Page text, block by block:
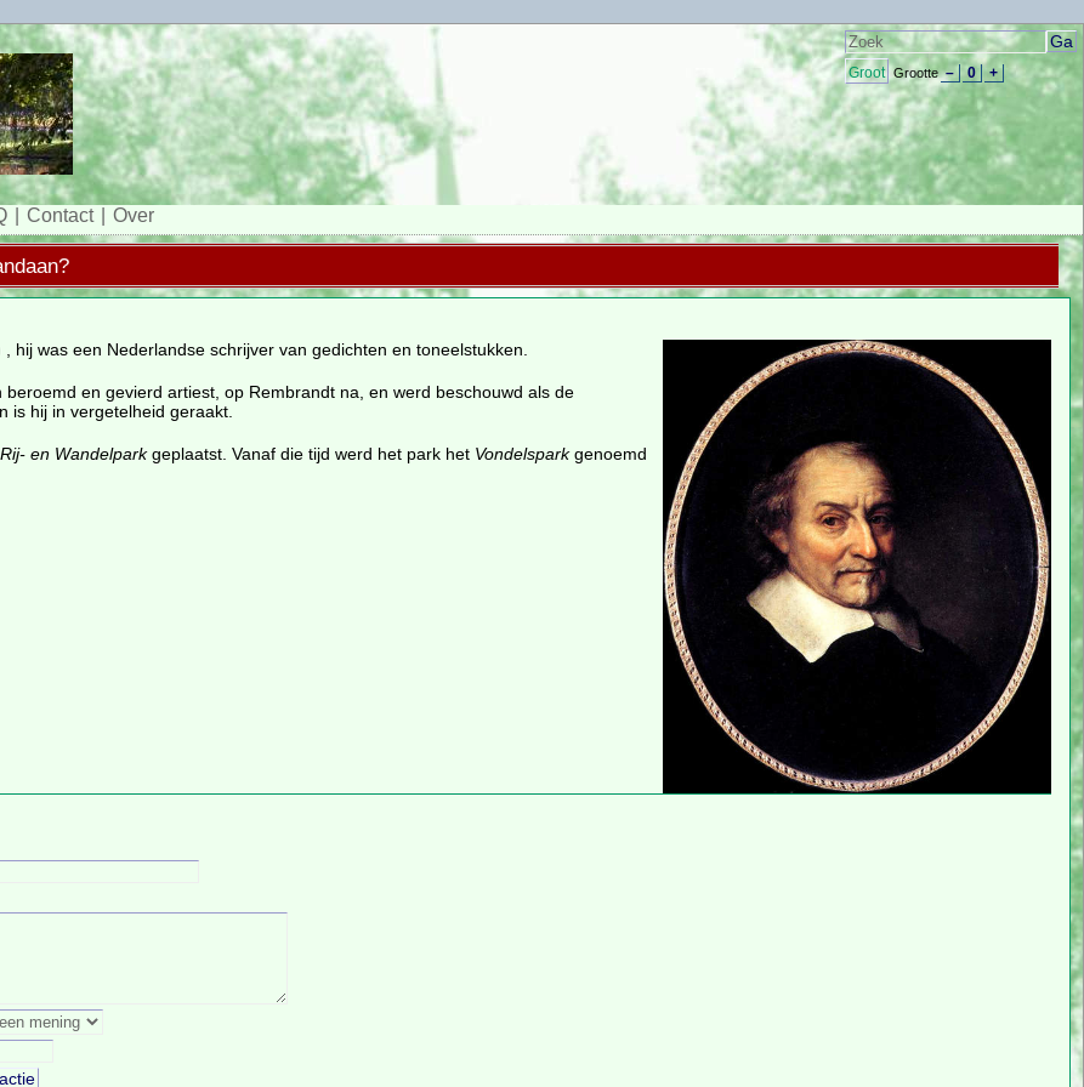
Groot Grootte – 0 +
Contact Over
hij was een Nederlandse schrijver van gedichten en toneelstukken.
en gevierd artiest, op Rembrandt na, en werd beschouwd als de
is hij in vergetelheid geraakt.
Rij- en Wandelparkgeplaatst. Vanaf die tijd werd het park het Vondelsparkgenoemd